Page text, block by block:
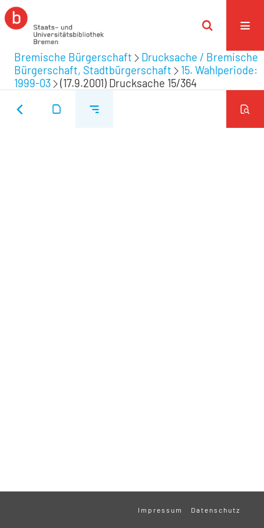
Bremische Bürgerschaft
Drucksache / Bremische
Bürgerschaft, Stadtbürgerschaft
15. Wahlperiode:
1999-03
(17.9.2001) Drucksache 15/364
Impressum Datenschutz